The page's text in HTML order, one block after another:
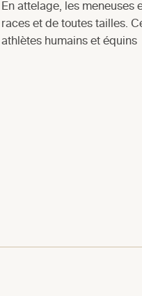
En attelage, les
races et de toutes tailles.
athlètes humains et équins